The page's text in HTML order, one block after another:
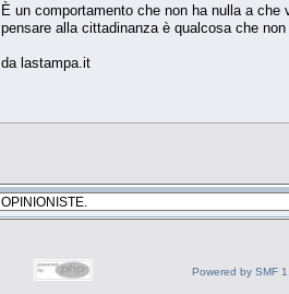
È un comportamento che non ha nulla a che
pensare alla cittadinanza è qualcosa che
da lastampa.it
Powered by SMF